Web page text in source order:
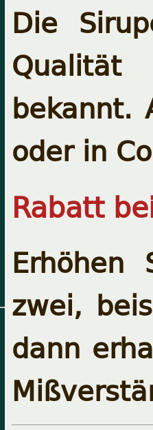
Die
bekannt.
oder in
Rabatt
zwei,
dann